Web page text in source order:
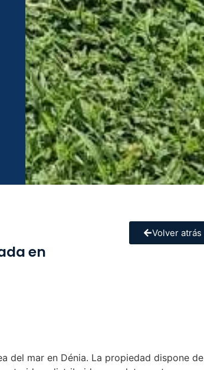
Volver atrás
en
del mar en Dénia. La propiedad dispone de